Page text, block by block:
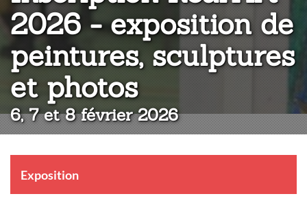
2026 - exposition de
peintures, sculptures
et photos:
6, 7 et 8 février 2026
Exposition